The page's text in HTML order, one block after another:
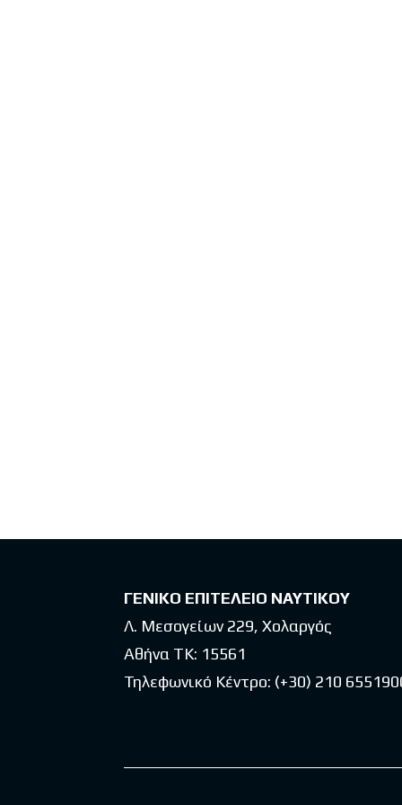
ΓΕΝΙΚΟ ΕΠΙΤΕΛΕΙΟ ΝΑΥΤΙΚΟΥ
Λ. Μεσογείων 229, Χολαργός
Αθήνα ΤΚ: 15561
Τηλεφωνικό Κέντρο: (+30) 210